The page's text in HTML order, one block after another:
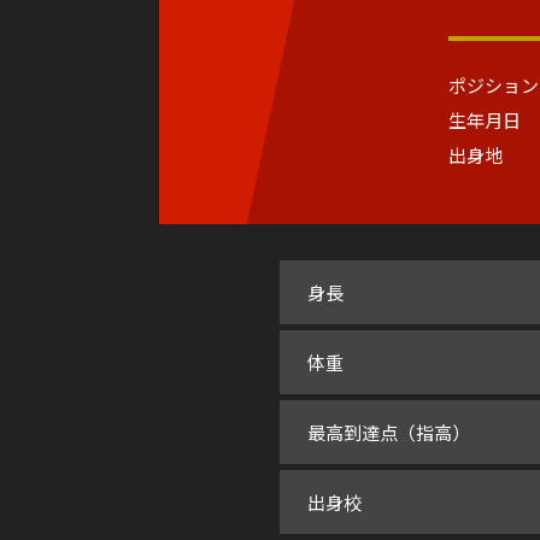
ポジション
生年月日
出身地
身長
体重
最高到達点（指高）
出身校